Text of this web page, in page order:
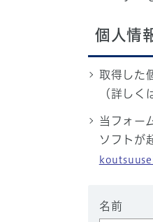
個人情
取得した
（詳しく
当フォー
ソフトが
名前